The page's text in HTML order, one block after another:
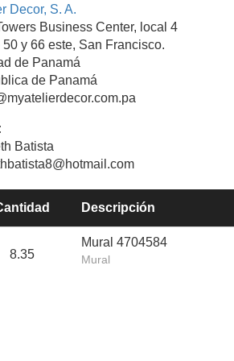
Decor, S. A.
Business Center, local 4
y 66 este, San Francisco.
de Panamá
de Panamá
Batista
Descripción
8.35
Mural 4704584
Mural